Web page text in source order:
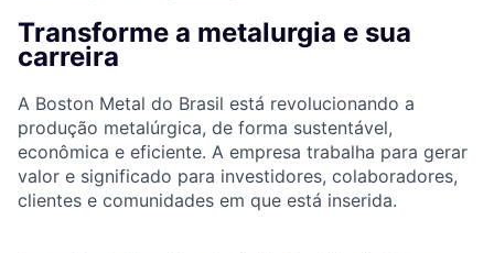
Transforme a metalurgia e sua
carreira
A Boston Metal do Brasil está revolucionando a
produção metalúrgica, de forma sustentável,
econômica e eficiente. A empresa trabalha para gerar
valor e significado para investidores, colaboradores,
clientes e comunidades em que está inserida.